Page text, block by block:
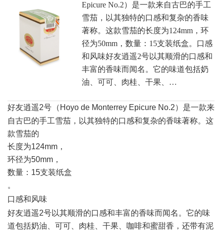
Epicure No.2）‌是一款来自古巴的手工
雪茄，以其独特的口感和复杂的香味
著称。这款雪茄的长度为124mm，环
径为50mm，数量：15支装纸盒。口感
和风味好友逍遥2号以其顺滑的口感和
丰富的香味而闻名。它的味道包括奶
油、可可、肉桂、干果、…
好友逍遥2号 （Hoyo de Monterrey Epicure No.2） ‌是一款来
自古巴的手工雪茄，以其独特的口感和复杂的香味著称。这
款雪茄的
长度为124mm，
环径为50mm，
数量：15支装纸盒
。
口感和风味
好友逍遥2号以其顺滑的口感和丰富的香味而闻名。它的味
道包括奶油、可可、肉桂、干果、咖啡和蜜甜香，还带有泥